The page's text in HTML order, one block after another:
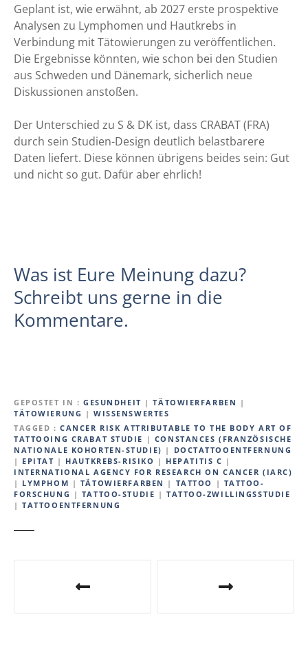
Geplant ist, wie erwähnt, ab 2027 erste prospektive
Analysen zu Lymphomen und Hautkrebs in
Verbindung mit Tätowierungen zu veröffentlichen.
Die Ergebnisse könnten, wie schon bei den Studien
aus Schweden und Dänemark, sicherlich neue
Diskussionen anstoßen.
Der Unterschied zu S & DK ist, dass CRABAT (FRA)
durch sein Studien-Design deutlich belastbarere
Daten liefert. Diese können übrigens beides sein: Gut
und nicht so gut. Dafür aber ehrlich!
Was ist Eure Meinung dazu?
Schreibt uns gerne in die
Kommentare.
GEPOSTET IN GESUNDHEIT |TÄTOWIERFARBEN |
TÄTOWIERUNG | WISSENSWERTES
TAGGED
CANCER RISK ATTRIBUTABLE TO THE BODY ART OF
TATTOOING CRABAT STUDIE | CONSTANCES (FRANZÖSISCHE
NATIONALE KOHORTEN-STUDIE) | DOCTATTOOENTFERNUNG
| EPITAT | HAUTKREBS-RISIKO | HEPATITIS C |
INTERNATIONAL AGENCY FOR RESEARCH ON CANCER (IARC)
| LYMPHOM | TÄTOWIERFARBEN | TATTOO | TATTOO-
FORSCHUNG | TATTOO-STUDIE | TATTOO-ZWILLINGSSTUDIE
|TATTOOENTFERNUNG